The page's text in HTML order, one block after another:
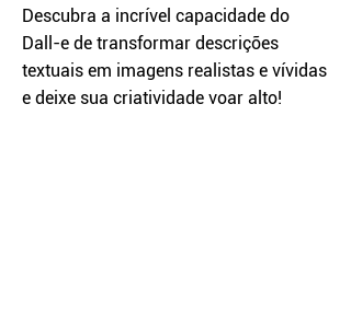
Descubra a incrível capacidade do
Dall-e de transformar descrições
textuais em imagens realistas e vívidas
e deixe sua criatividade voar alto!